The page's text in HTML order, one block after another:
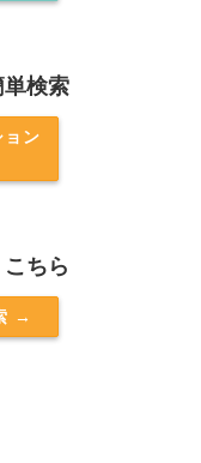
検索
ョン
ちら
→